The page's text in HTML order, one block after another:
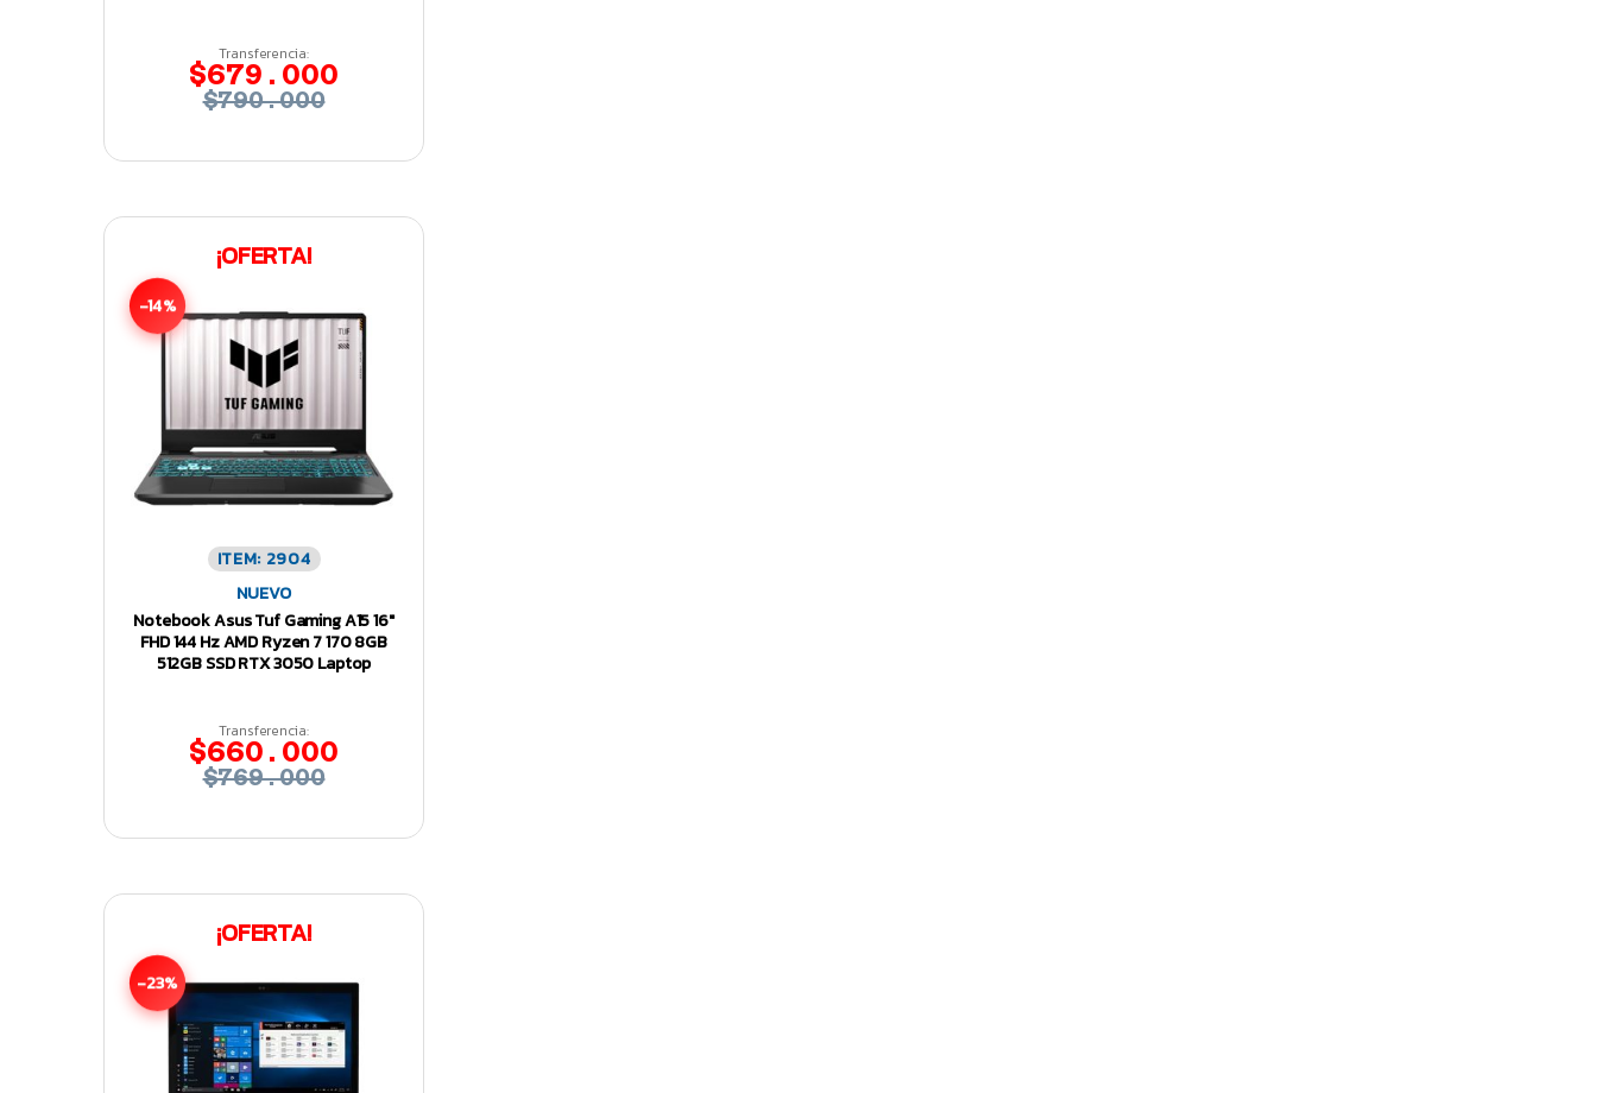
Transferencia:
$679.000
$790.000
¡OFERTA!
-14%
ITEM: 2904
NUEVO
Notebook Asus Tuf Gaming A15 16″
FHD 144 Hz AMD Ryzen 7 170 8GB
512GB SSD RTX 3050 Laptop
Transferencia:
$660.000
$769.000
¡OFERTA!
-23%